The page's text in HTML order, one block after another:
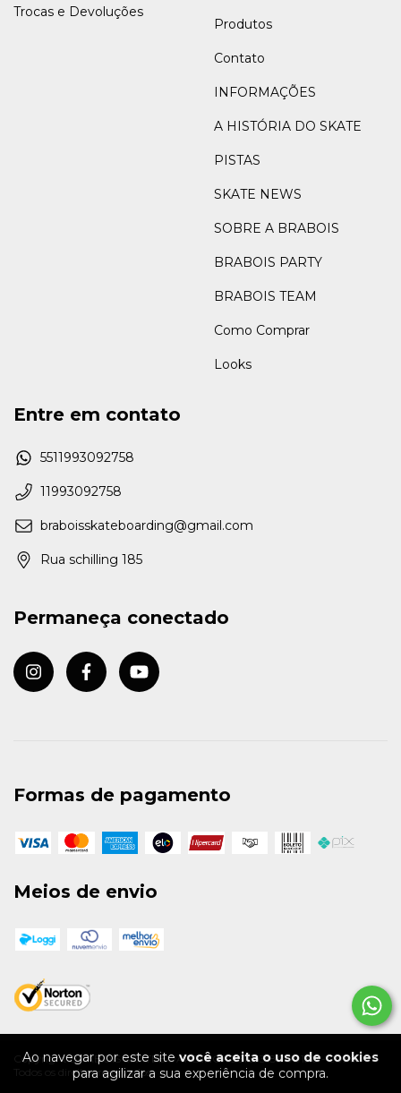
Ao navegar por este sitevocê aceita o uso de cookies
para agilizar a sua experiência de compra.
Trocas e Devoluções
Produtos
Contato
INFORMAÇÕES
A HISTÓRIA DO SKATE
PISTAS
SKATE NEWS
SOBRE A BRABOIS
BRABOIS PARTY
BRABOIS TEAM
Como Comprar
Looks
Entre em contato
5511993092758
11993092758
braboisskateboarding@gmail.com
Rua schilling 185
Permaneça conectado
Formas de pagamento
Meios de envio
Copyright BRABOIS SKATEBOARDING - 36163318000130 - 2026.
Todos os direitos reservados.